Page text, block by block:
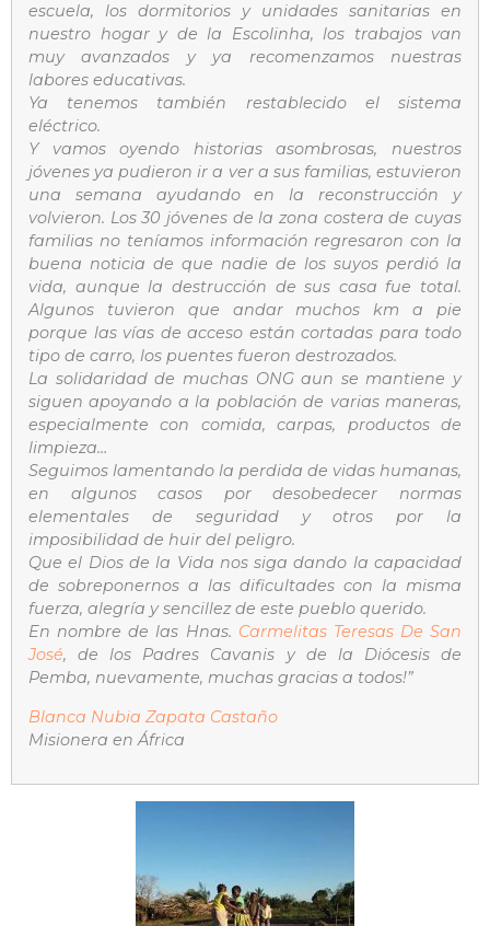
escuela, los dormitorios y unidades sanitarias en
nuestro hogar y de la Escolinha, los trabajos van
muy avanzados y ya recomenzamos nuestras
labores educativas.
Ya tenemos también restablecido el sistema
eléctrico.
Y vamos oyendo historias asombrosas, nuestros
jóvenes ya pudieron ir a ver a sus familias, estuvieron
una semana ayudando en la reconstrucción y
volvieron. Los 30 jóvenes de la zona costera de cuyas
familias no teníamos información regresaron con la
buena noticia de que nadie de los suyos perdió la
vida, aunque la destrucción de sus casa fue total.
Algunos tuvieron que andar muchos km a pie
porque las vías de acceso están cortadas para todo
tipo de carro, los puentes fueron destrozados.
La solidaridad de muchas ONG aun se mantiene y
siguen apoyando a la población de varias maneras,
especialmente con comida, carpas, productos de
limpieza…
Seguimos lamentando la perdida de vidas humanas,
en algunos casos por desobedecer normas
elementales de seguridad y otros por la
imposibilidad de huir del peligro.
Que el Dios de la Vida nos siga dando la capacidad
de sobreponernos a las dificultades con la misma
fuerza, alegría y sencillez de este pueblo querido.
En nombre de las Hnas. Carmelitas Teresas De San
José, de los Padres Cavanis y de la Diócesis de
Pemba, nuevamente, muchas gracias a todos!”
Blanca Nubia Zapata Castaño
Misionera en África